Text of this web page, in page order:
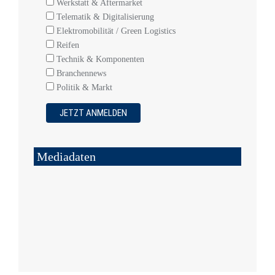
Werkstatt & Aftermarket
Telematik & Digitalisierung
Elektromobilität / Green Logistics
Reifen
Technik & Komponenten
Branchennews
Politik & Markt
Mediadaten